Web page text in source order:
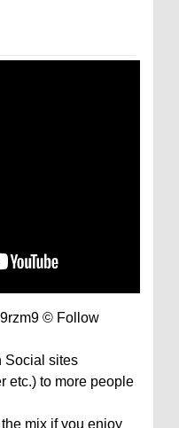
© Follow
Social sites
etc.) to more people
mix if you enjoy